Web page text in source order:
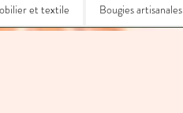
et textile Bougies artisanales